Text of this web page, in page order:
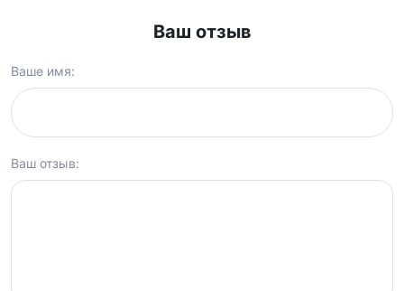
Ваш отзыв
Ваше имя:
Ваш отзыв: